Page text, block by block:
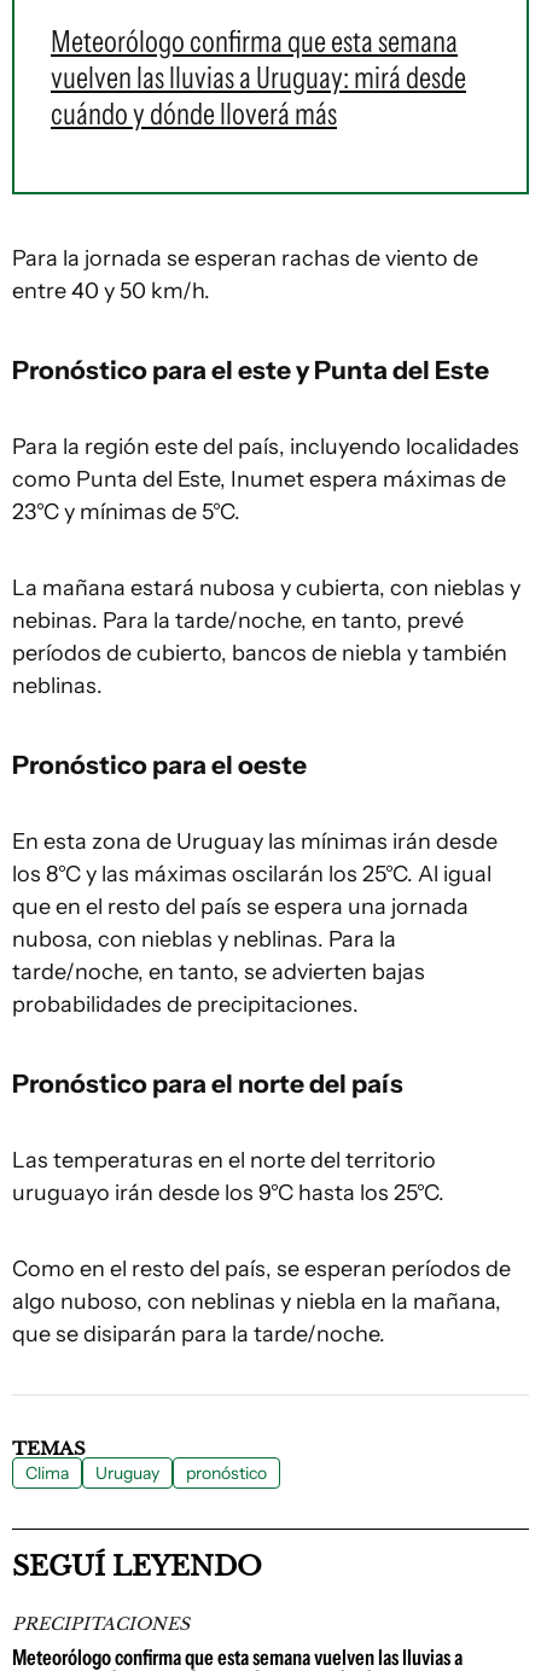
Meteorólogo confirma que esta semana
vuelven las lluvias a Uruguay: mirá desde
cuándo y dónde lloverá más
Para la jornada se esperan rachas de viento de
entre 40 y 50 km/h.
Pronóstico para el este y Punta del Este
Para la región este del país, incluyendo localidades
como Punta del Este, Inumet espera máximas de
23°C y mínimas de 5°C.
La mañana estará nubosa y cubierta, con nieblas y
nebinas. Para la tarde/noche, en tanto, prevé
períodos de cubierto, bancos de niebla y también
neblinas.
Pronóstico para el oeste
En esta zona de Uruguay las mínimas irán desde
los 8°C y las máximas oscilarán los 25°C. Al igual
que en el resto del país se espera una jornada
nubosa, con nieblas y neblinas. Para la
tarde/noche, en tanto, se advierten bajas
probabilidades de precipitaciones.
Pronóstico para el norte del país
Las temperaturas en el norte del territorio
uruguayo irán desde los 9°C hasta los 25°C.
Como en el resto del país, se esperan períodos de
algo nuboso, con neblinas y niebla en la mañana,
que se disiparán para la tarde/noche.
TEMAS
Clima Uruguay pronóstico
SEGUÍ LEYENDO
PRECIPITACIONES
Meteorólogo confirma que esta semana vuelven las lluvias a